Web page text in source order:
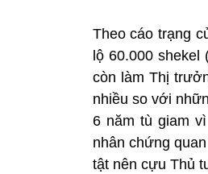
Theo cáo trạng
lộ 60.000
còn làm Thị
nhiều so với
6 năm tù giam
nhân chứng
tật nên cựu Thủ